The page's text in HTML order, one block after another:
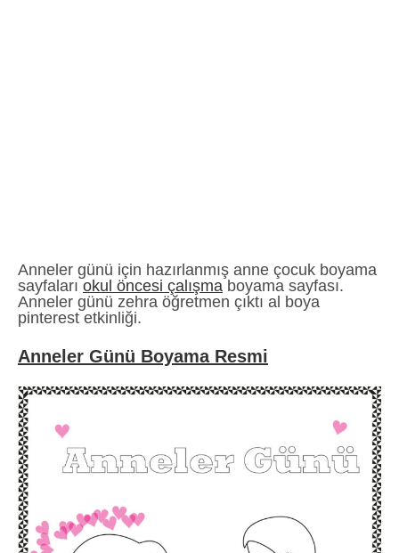
Anneler günü için hazırlanmış anne çocuk boyama
sayfaları okul öncesi çalışma boyama sayfası.
Anneler günü zehra öğretmen çıktı al boya
pinterest etkinliği.
Anneler Günü Boyama Resmi